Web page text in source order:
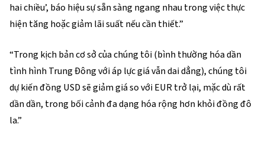
hai chiều’, báo hiệu sự sẵn sàng ngang nhau trong việc thực
hiện tăng hoặc giảm lãi suất nếu cần thiết.”
“Trong kịch bản cơ sở của chúng tôi (bình thường hóa dần
tình hình Trung Đông với áp lực giá vẫn dai dẳng), chúng tôi
dự kiến đồng USD sẽ giảm giá so với EUR trở lại, mặc dù rất
dần dần, trong bối cảnh đa dạng hóa rộng hơn khỏi đồng đô
la.”